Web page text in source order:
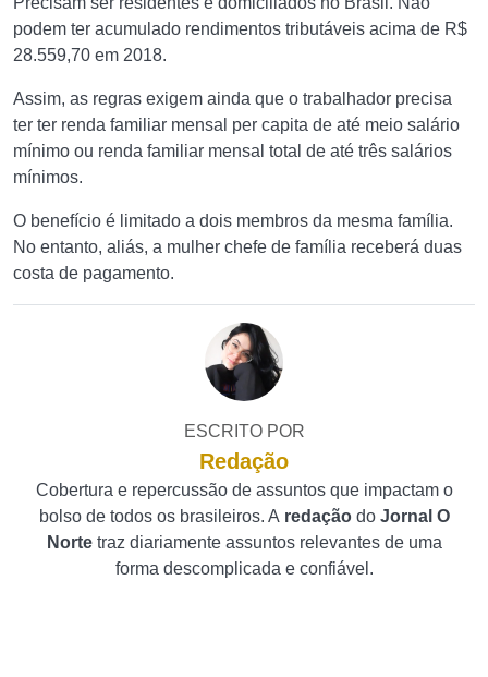
podem ter acumulado rendimentos tributáveis acima de R$
28.559,70 em 2018.
Assim, as regras exigem ainda que o trabalhador precisa
ter ter renda familiar mensal per capita de até meio salário
mínimo ou renda familiar mensal total de até três salários
mínimos.
O benefício é limitado a dois membros da mesma família.
No entanto, aliás, a mulher chefe de família receberá duas
costa de pagamento.
ESCRITO POR
Redação
Cobertura e repercussão de assuntos que impactam o
bolso de todos os brasileiros. A redação do Jornal O
Norte traz diariamente assuntos relevantes de uma
forma descomplicada e confiável.